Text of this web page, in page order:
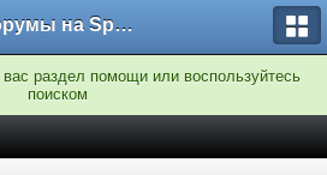
Форумы на Sportbox.ru
раздел помощи или воспользуйтесь
поиском